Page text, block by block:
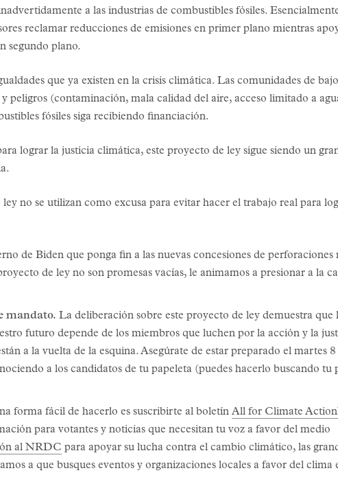
a las industrias de combustibles fósiles.
reclamar reducciones de emisiones en primer plano mientras
segundo plano.
que ya existen en la crisis climática. Las comunidades de
peligros (contaminación, mala calidad del aire, acceso limitado a
fósiles siga recibiendo financiación.
lograr la justicia climática, este proyecto de ley sigue siendo un
no se utilizan como excusa para evitar hacer el trabajo real para
de Biden que ponga fin a las nuevas concesiones de perforaciones
de ley no son promesas vacías, le animamos a presionar a la
mandato. La deliberación sobre este proyecto de ley demuestra que
futuro depende de los miembros que luchen por la acción y la
a la vuelta de la esquina. Asegúrate de estar preparado el martes 8
a los candidatos de tu papeleta (puedes hacerlo buscando tu
forma fácil de hacerlo es suscribirte al boletín All for Climate
para votantes y noticias que necesitan tu voz a favor del medio
al NRDC para apoyar su lucha contra el cambio climático, las
a que busques eventos y organizaciones locales a favor del clima